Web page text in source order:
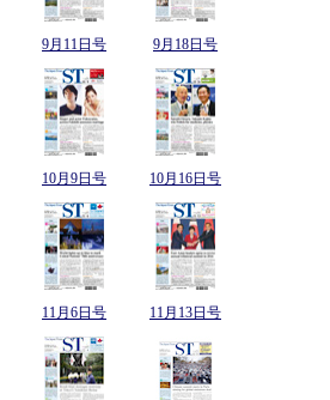
9月11日号 9月18日号
10月9日号 10月16日号
11月6日号 11月13日号